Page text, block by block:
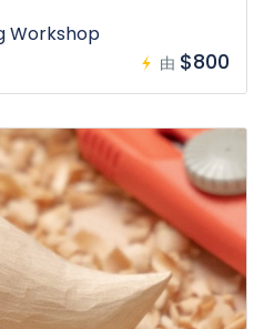
Workshop
由 $800